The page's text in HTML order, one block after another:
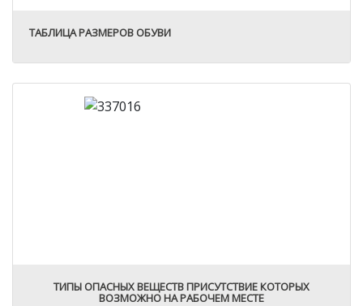
ТАБЛИЦА РАЗМЕРОВ ОБУВИ
ТИПЫ ОПАСНЫХ ВЕЩЕСТВ ПРИСУТСТВИЕ КОТОРЫХ
ВОЗМОЖНО НА РАБОЧЕМ МЕСТЕ